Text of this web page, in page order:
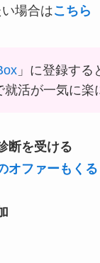
場合はこちら
」に登録する
活が一気に楽
断を受ける
オファーもくる